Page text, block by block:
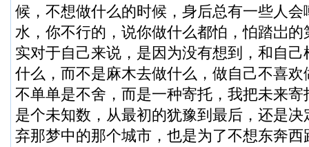
候，不想做什么的时候，身后总有一些人
水，你不行的，说你做什么都怕，怕踏岀
实对于自己来说，是因为没有想到，和自
什么，而不是麻木去做什么，做自己不喜
不单单是不舍，而是一种寄托，我把未来
是个未知数，从最初的犹豫到最后，还是
弃那梦中的那个城市，也是为了不想东奔